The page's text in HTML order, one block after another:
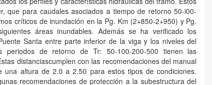
que para caudales asociados a tiempo de retorno 50-i00-
críticos de inundación en la Pg. Km (2+850-2+950) y Pg.
áreas inundables. Además se ha verificado los
Santa entre parte inferior de la viga y los niveles del
periodos de retorno de Tr: 50-100-200-500 tienen las
distanciascumplen con las recomendaciones del manual
una altura de 2.0 a 2.50 para estos tipos de condiciones.
recomendaciones de protección a la subestructura del